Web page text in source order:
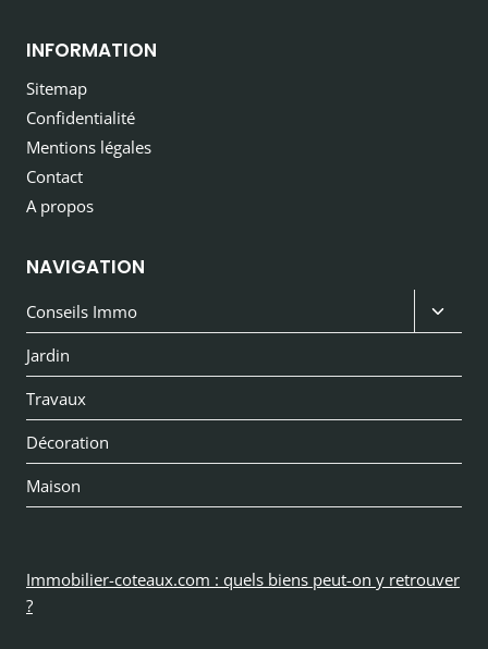
INFORMATION
Sitemap
Confidentialité
Mentions légales
Contact
A propos
NAVIGATION
Conseils Immo
menu
Jardin
Travaux
Décoration
Maison
Immobilier-coteaux.com : quels biens peut-on y retrouver
?